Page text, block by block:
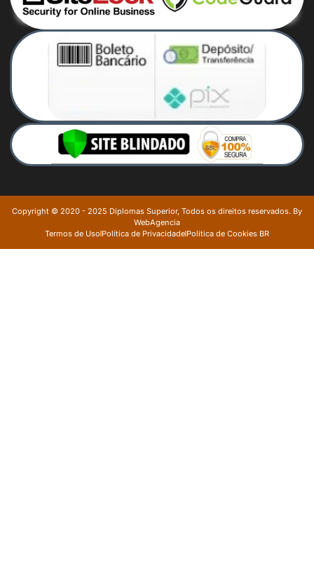
Copyright © 2020 - 2025 Diplomas Superior, Todos os direitos reservados. By
WebAgencia
Termos de Uso Política de Privacidade Política de Cookies BR